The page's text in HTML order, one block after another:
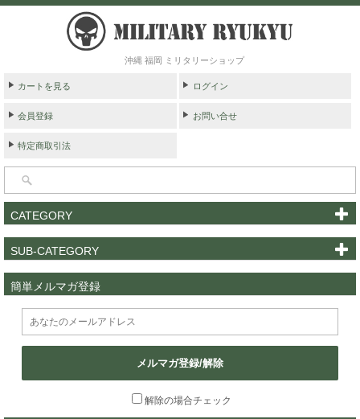
沖縄 福岡 ミリタリーショップ
カートを見る ログイン
会員登録 お問い合せ
特定商取引法
CATEGORY
SUB-CATEGORY
簡単メルマガ登録
メルマガ登録/解除
解除の場合チェック